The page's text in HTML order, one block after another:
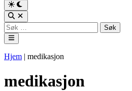
Switch
to
dark
mode
Open
Search
Søk
etter:
Main
Menu
Hjem | medikasjon
medikasjon